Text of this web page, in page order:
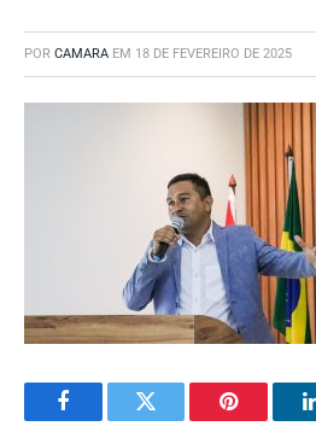
POR CAMARA EM 18 DE FEVEREIRO DE 2025
FacebookTwitter Pinterest